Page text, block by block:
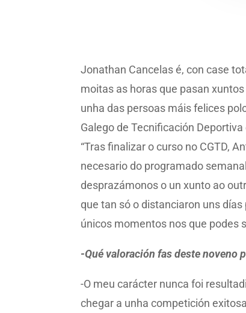
Jonathan Cancelas é, con case
moitas as horas que pasan
unha das persoas máis felices
Galego de Tecnificación
“Tras finalizar o curso no CGTD,
necesario do programado
desprazámonos o un xunto ao
que tan só o distanciaron uns
únicos momentos nos que podes
-Qué valoración fas deste noveno
-O meu carácter nunca foi
chegar a unha competición